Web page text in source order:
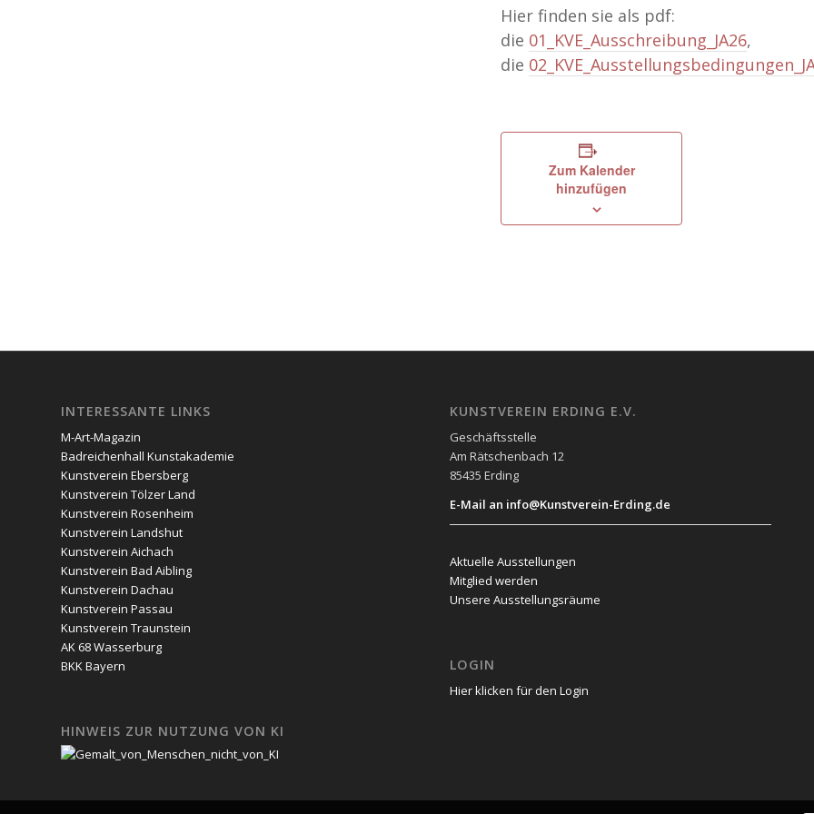
Hier finden sie als pdf:
die 01_KVE_Ausschreibung_JA26,
die
Zum Kalender
hinzufügen
INTERESSANTE LINKS
M-Art-Magazin
Badreichenhall Kunstakademie
Kunstverein Ebersberg
Kunstverein Tölzer Land
Kunstverein Rosenheim
Kunstverein Landshut
Kunstverein Aichach
Kunstverein Bad Aibling
Kunstverein Dachau
Kunstverein Passau
Kunstverein Traunstein
AK 68 Wasserburg
BKK Bayern
HINWEIS ZUR NUTZUNG VON KI
KUNSTVEREIN ERDING E.V.
Geschäftsstelle
Am Rätschenbach 12
85435 Erding
E-Mail an info@Kunstverein-Erding.de
Aktuelle Ausstellungen
Mitglied werden
Unsere Ausstellungsräume
LOGIN
Hier klicken für den Login